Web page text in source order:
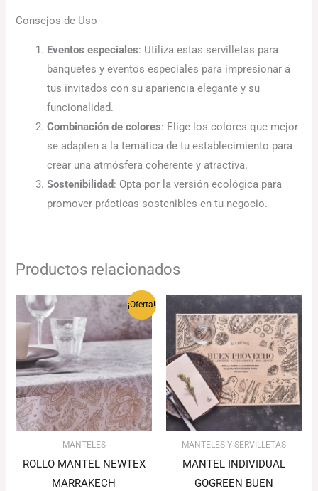
Consejos de Uso
Eventos especiales: Utiliza estas servilletas para
banquetes y eventos especiales para impresionar a
tus invitados con su apariencia elegante y su
funcionalidad.
Combinación de colores: Elige los colores que mejor
se adapten a la temática de tu establecimiento para
crear una atmósfera coherente y atractiva.
Sostenibilidad: Opta por la versión ecológica para
promover prácticas sostenibles en tu negocio.
Productos relacionados
¡Oferta!
MANTELES
ROLLO MANTEL NEWTEX
MARRAKECH
Rango
de
precios:
desde
37.37€
hasta
79.20€
MANTELES Y SERVILLETAS
MANTEL INDIVIDUAL
GOGREEN BUEN